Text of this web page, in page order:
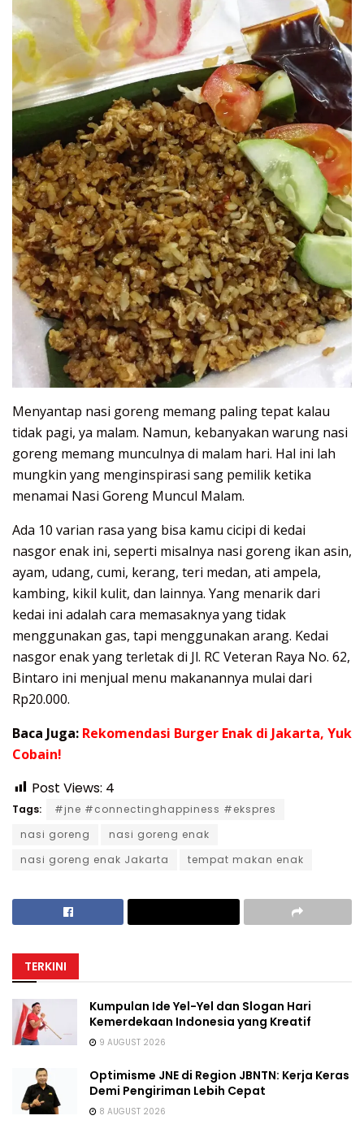
Menyantap nasi goreng memang paling tepat kalau
tidak pagi, ya malam. Namun, kebanyakan warung nasi
goreng memang munculnya di malam hari. Hal ini lah
mungkin yang menginspirasi sang pemilik ketika
menamai Nasi Goreng Muncul Malam.
Ada 10 varian rasa yang bisa kamu cicipi di kedai
nasgor enak ini, seperti misalnya nasi goreng ikan asin,
ayam, udang, cumi, kerang, teri medan, ati ampela,
kambing, kikil kulit, dan lainnya. Yang menarik dari
kedai ini adalah cara memasaknya yang tidak
menggunakan gas, tapi menggunakan arang. Kedai
nasgor enak yang terletak di Jl. RC Veteran Raya No. 62,
Bintaro ini menjual menu makanannya mulai dari
Rp20.000.
Baca Juga: Rekomendasi Burger Enak di Jakarta, Yuk
Cobain!
Post Views: 4
Tags:
#jne #connectinghappiness #ekspres
nasi goreng
nasi goreng enak
nasi goreng enak Jakarta
tempat makan enak
TERKINI
Kumpulan Ide Yel-Yel dan Slogan Hari
Kemerdekaan Indonesia yang Kreatif
9 AUGUST 2026
Optimisme JNE di Region JBNTN: Kerja Keras
Demi Pengiriman Lebih Cepat
8 AUGUST 2026